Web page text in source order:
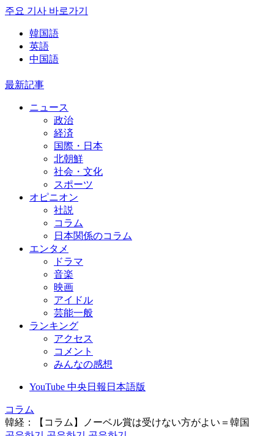
주요 기사 바로가기
韓国語
英語
中国語
最新記事
ニュース
政治
経済
国際・日本
北朝鮮
社会・文化
スポーツ
オピニオン
社説
コラム
日本関係のコラム
エンタメ
ドラマ
音楽
映画
アイドル
芸能一般
ランキング
アクセス
コメント
みんなの感想
YouTube 中央日報日本語版
コラム
韓経：【コラム】ノーベル賞は受けない方がよい＝韓国